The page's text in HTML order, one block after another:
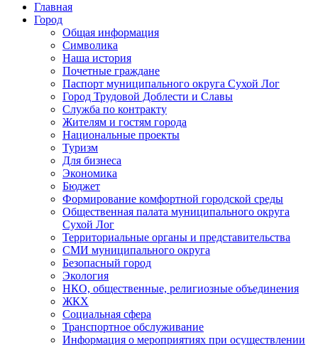
Главная
Город
Общая информация
Символика
Наша история
Почетные граждане
Паспорт муниципального округа Сухой Лог
Город Трудовой Доблести и Славы
Служба по контракту
Жителям и гостям города
Национальные проекты
Туризм
Для бизнеса
Экономика
Бюджет
Формирование комфортной городской среды
Общественная палата муниципального округа
Сухой Лог
Территориальные органы и представительства
СМИ муниципального округа
Безопасный город
Экология
НКО, общественные, религиозные объединения
ЖКХ
Социальная сфера
Транспортное обслуживание
Информация о мероприятиях при осуществлении